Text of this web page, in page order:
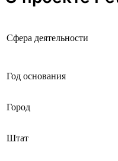
Сфера деятельности
Год основания
Город
Штат